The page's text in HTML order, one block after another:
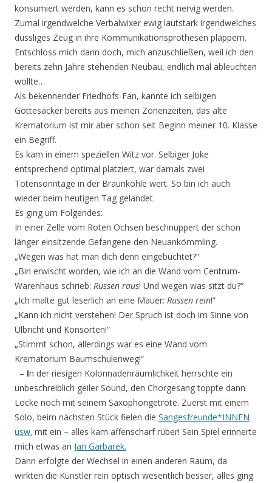
konsumiert werden, kann es schon recht nervig werden.
Zumal irgendwelche Verbalwixer ewig lautstark irgendwelches
dussliges Zeug in ihre Kommunikationsprothesen plappern.
Entschloss mich dann doch, mich anzuschließen, weil ich den
bereits zehn Jahre stehenden Neubau, endlich mal ableuchten
wollte…
Als bekennender Friedhofs-Fan, kannte ich selbigen
Gottesacker bereits aus meinen Zonenzeiten, das alte
Krematorium ist mir aber schon seit Beginn meiner 10. Klasse
ein Begriff.
Es kam in einem speziellen Witz vor. Selbiger Joke
entsprechend optimal platziert, war damals zwei
Totensonntage in der Braunkohle wert. So bin ich auch
wieder beim heutigen Tag gelandet.
Es ging um Folgendes:
In einer Zelle vom Roten Ochsen beschnuppert der schon
länger einsitzende Gefangene den Neuankömmling.
„Wegen was hat man dich denn eingebuchtet?“
„Bin erwischt worden, wie ich an die Wand vom Centrum-
Warenhaus schrieb: Russen raus! Und wegen was sitzt du?“
„Ich malte gut leserlich an eine Mauer: Russen rein!“
„Kann ich nicht verstehen! Der Spruch ist doch im Sinne von
Ulbricht und Konsorten!“
„Stimmt schon, allerdings war es eine Wand vom
Krematorium Baumschulenweg!“
– In der riesigen Kolonnadenräumlichkeit herrschte ein
unbeschreiblich geiler Sound, den Chorgesang toppte dann
Locke noch mit seinem Saxophongetröte. Zuerst mit einem
Solo, beim nächsten Stück fielen die Sangesfreunde*INNEN
usw. mit ein – alles kam affenscharf rüber! Sein Spiel erinnerte
mich etwas an Jan Garbarek.
Dann erfolgte der Wechsel in einen anderen Raum, da
wirkten die Künstler rein optisch wesentlich besser, alles ging